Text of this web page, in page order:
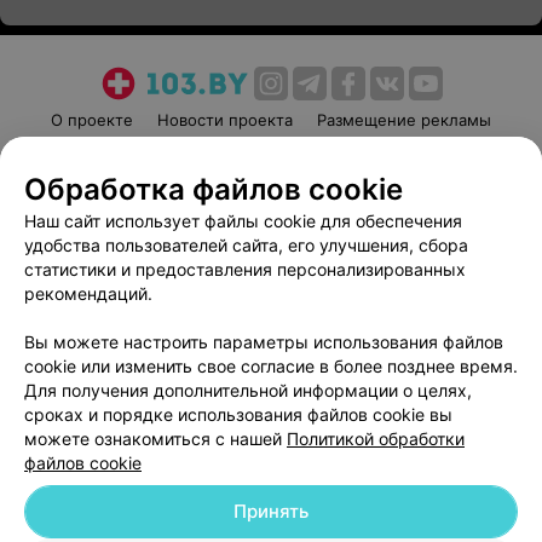
О проекте Новости проекта
Размещение рекламы
Пользовательское соглашение
Способы оплаты
Вакансии
Партнеры
Написать руководителю 103.by
Обработка персональных данных
© 2026 ООО «Артокс Лаб», УНП 191700409 | 220012, Республика Беларусь,
Обработка файлов cookie
Наш сайт использует файлы cookie для обеспечения
удобства пользователей сайта, его улучшения, сбора
статистики и предоставления персонализированных
рекомендаций.
Вы можете настроить параметры использования файлов
cookie или изменить свое согласие в более позднее время.
Для получения дополнительной информации о целях,
сроках и порядке использования файлов cookie вы
можете ознакомиться с нашей Политикой обработки
файлов cookie
Принять